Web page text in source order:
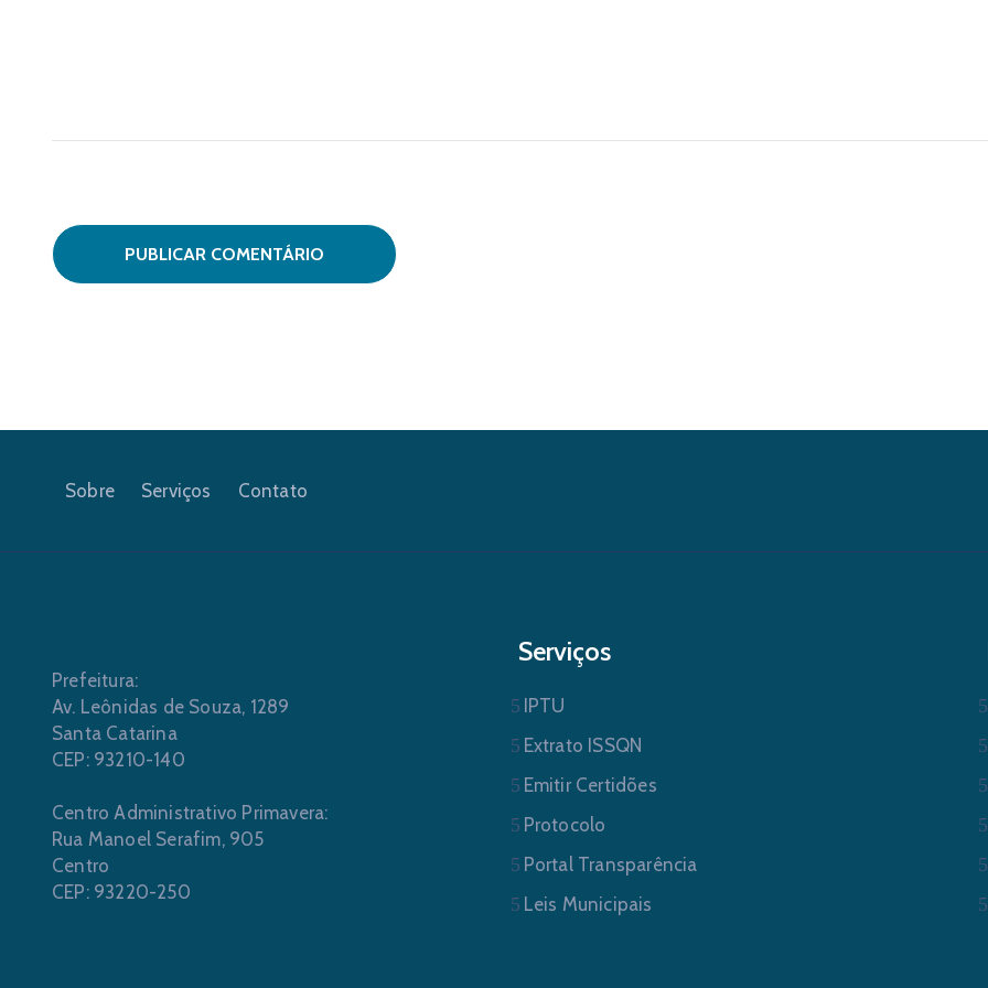
Sobre Serviços Contato
Prefeitura:
Av. Leônidas de Souza, 1289
Santa Catarina
CEP: 93210-140
Centro Administrativo Primavera:
Rua Manoel Serafim, 905
Centro
CEP: 93220-250
Serviços
IPTU
Extrato ISSQN
Emitir Certidões
Protocolo
Portal Transparência
Leis Municipais